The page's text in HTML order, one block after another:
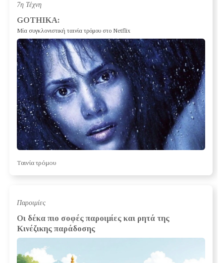
7η Τέχνη
GOTHIKA:
Μία συγκλονιστική ταινία τρόμου στο Netflix
Ταινία τρόμου
Παροιμίες
Οι δέκα πιο σοφές παροιμίες και ρητά της
Κινέζικης παράδοσης